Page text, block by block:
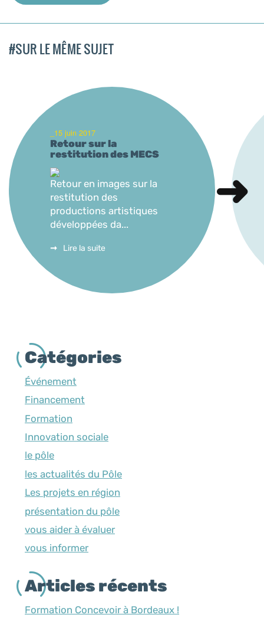
#SUR LE MÊME SUJET
_15 juin 2017
Retour sur la
restitution des MECS
Retour en images sur la
restitution des
productions artistiques
développées da...
Lire la suite
Catégories
Événement
Financement
Formation
Innovation sociale
le pôle
les actualités du Pôle
Les projets en région
présentation du pôle
vous aider à évaluer
vous informer
Articles récents
Formation Concevoir à Bordeaux !